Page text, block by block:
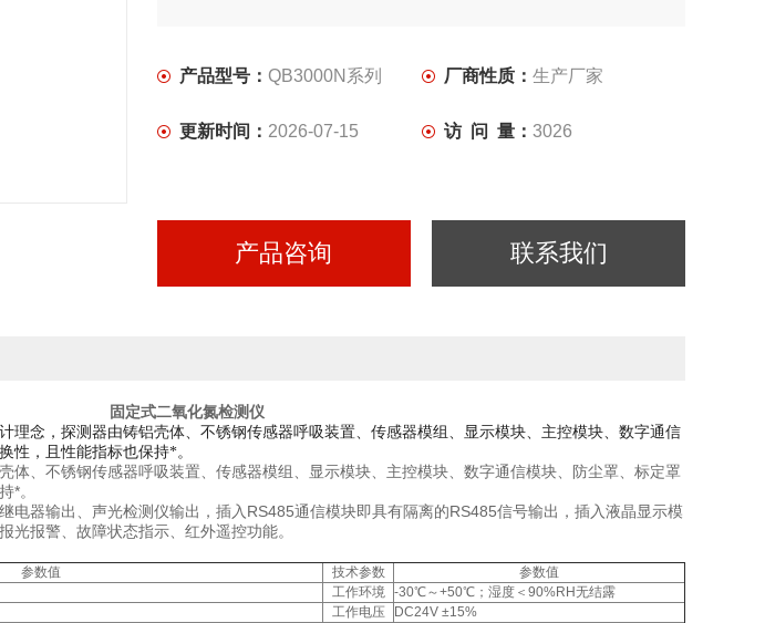
产品型号： QB3000N系列 厂商性质： 生产厂家
更新时间： 2026-07-15 访 问 量： 3026
产品咨询 联系我们
固定式二氧化氮检测仪
理念，探测器由铸铝壳体、不锈钢传感器呼吸装置、传感器模组、显示模块、主控模块、数字通信
性，且性能指标也保持*。
体、不锈钢传感器呼吸装置、传感器模组、显示模块、主控模块、数字通信模块、防尘罩、标定罩
*。
电器输出、声光检测仪输出，插入RS485通信模块即具有隔离的RS485信号输出，插入液晶显示模
光报警、故障状态指示、红外遥控功能。
参数值 技术参数
参数值
工作环境
-30℃～+50℃；湿度＜90%RH无结露
工作电压
DC24V ±15%